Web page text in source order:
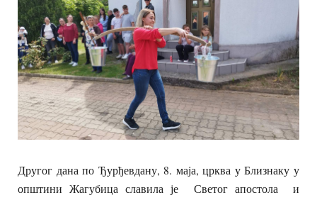
Другог дана по Ђурђевдану, 8. маја, црква у Близнаку у
општини Жагубица славила је Светог апостола и